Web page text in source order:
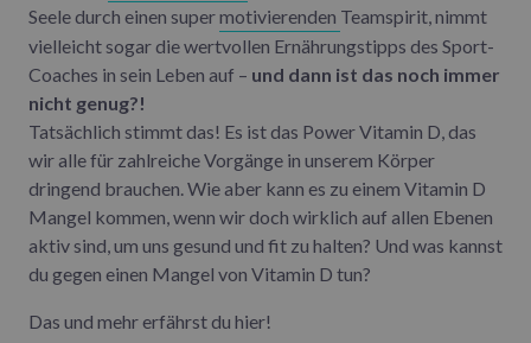
Seele durch einen supermotivierenden Teamspirit, nimmt
vielleicht sogar die wertvollen Ernährungstipps des Sport-
Coaches in sein Leben auf – und dann ist das noch immer
nicht genug?!
Tatsächlich stimmt das! Es ist das Power Vitamin D, das
wir alle für zahlreiche Vorgänge in unserem Körper
dringend brauchen. Wie aber kann es zu einem Vitamin D
Mangel kommen, wenn wir doch wirklich auf allen Ebenen
aktiv sind, um uns gesund und fit zu halten? Und was kannst
du gegen einen Mangel von Vitamin D tun?
Das und mehr erfährst du hier!